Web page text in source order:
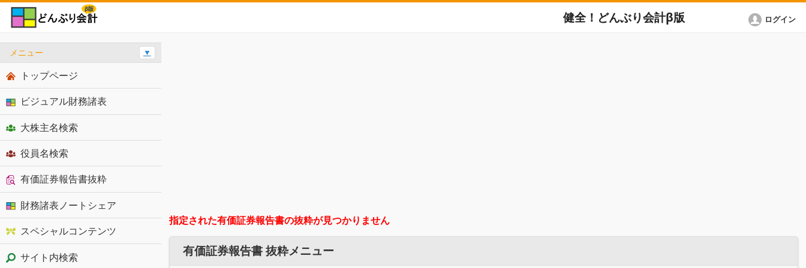
健全！どんぶり会計β版 ログイン
指定された有価証券報告書の抜粋が見つかりません
有価証券報告書 抜粋メニュー
メニュー ▼
トップページ
ビジュアル財務諸表
大株主名検索
役員名検索
有価証券報告書抜粋
財務諸表ノートシェア
スペシャルコンテンツ
サイト内検索